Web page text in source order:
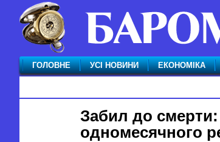
ГОЛОВНЕ УСІ НОВИНИ ЕКОНОМІКА
Забил до
одномесячного